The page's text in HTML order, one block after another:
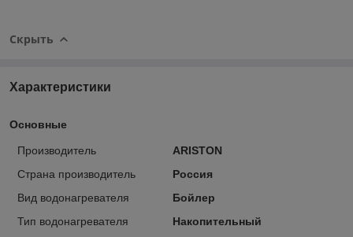
Скрыть
Характеристики
Основные
Производитель
ARISTON
Страна производитель
Россия
Вид водонагревателя
Бойлер
Тип водонагревателя
Накопительный